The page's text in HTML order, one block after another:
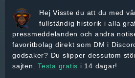
Hej Visste du att du med
fullständig historik i alla
pressmeddelanden och andra
favoritbolag direkt som DM i
godsaker? Du slipper dessutom
sajten. Testa gratis i 14 dagar!